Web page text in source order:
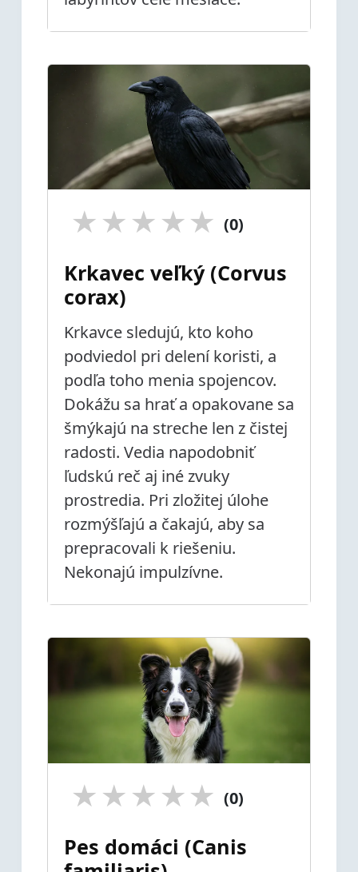
★
★
★
★
★ (0)
Krkavec veľký (Corvus
corax)
Krkavce sledujú, kto koho
podviedol pri delení koristi, a
podľa toho menia spojencov.
Dokážu sa hrať a opakovane sa
šmýkajú na streche len z čistej
radosti. Vedia napodobniť
ľudskú reč aj iné zvuky
prostredia. Pri zložitej úlohe
rozmýšľajú a čakajú, aby sa
prepracovali k riešeniu.
Nekonajú impulzívne.
★
★
★
★
★ (0)
Pes domáci (Canis